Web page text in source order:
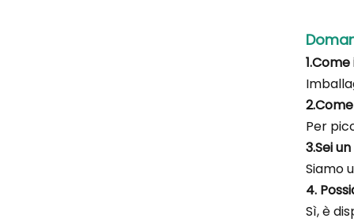
Per
3.Sei
Siamo
4.
Sì, è